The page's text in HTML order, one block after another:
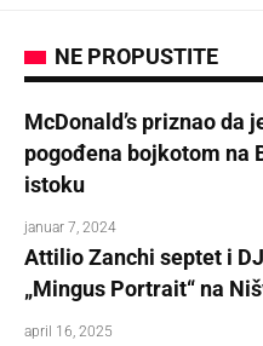
NE PROPUSTITE
McDonald’s priznao da
pogođena bojkotom na
istoku
januar 7, 2024
Attilio Zanchi septet i
„Mingus Portrait“ na
april 16, 2025